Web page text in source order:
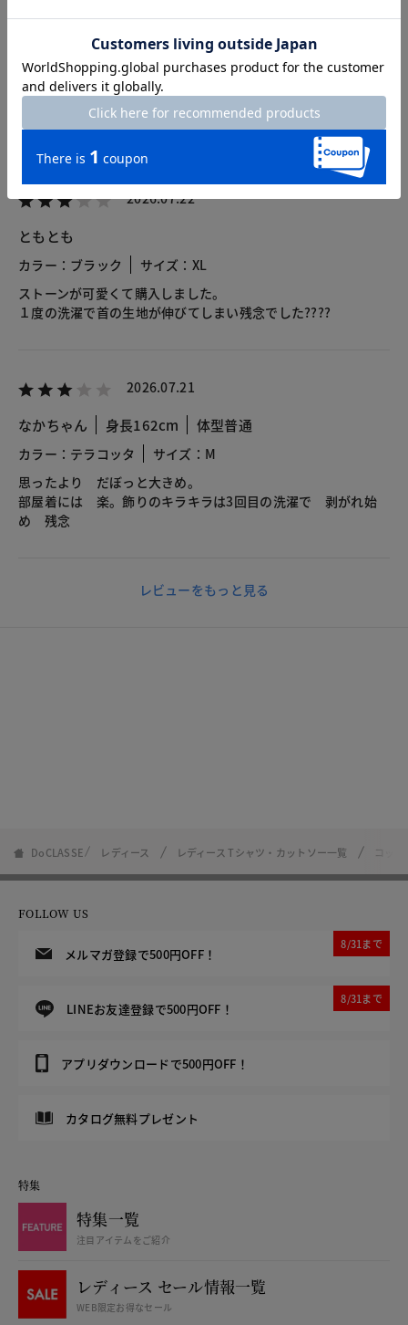
4.1 14レビュー
2026.07.22
ともとも
カラー：ブラック
サイズ：XL
ストーンが可愛くて購入しました。
１度の洗濯で首の生地が伸びてしまい残念でした????
2026.07.21
なかちゃん 身長162cm 体型普通
カラー：テラコッタ
サイズ：M
思ったより だぼっと大きめ。
部屋着には 楽。飾りのキラキラは3回目の洗濯で 剥がれ始
め 残念
レビューをもっと見る
DoCLASSE レディース レディース Tシャツ・カットソー一覧 コッ
FOLLOW US
メルマガ登録で500円OFF！
8/31まで
LINEお友達登録で500円OFF！
8/31まで
アプリダウンロードで500円OFF！
カタログ無料プレゼント
特集
特集一覧
注目アイテムをご紹介
レディース セール情報一覧
WEB限定お得なセール